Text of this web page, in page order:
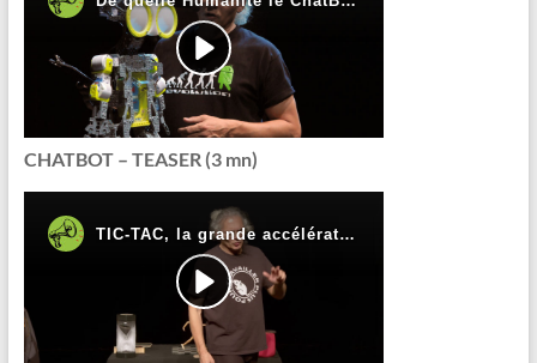
CHATBOT – TEASER (3 mn)